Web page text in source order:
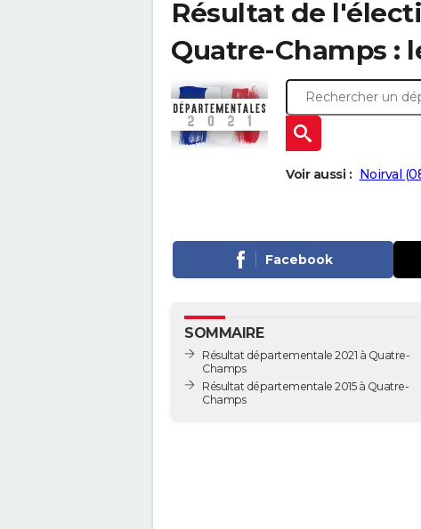
Résultat de
Quatre-Champs :
Voir aussi : Noirval
Facebook
SOMMAIRE
Résultat départementale 2021 à Quatre-
Champs
Résultat départementale 2015 à Quatre-
Champs